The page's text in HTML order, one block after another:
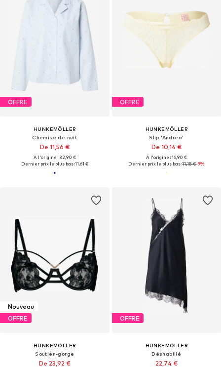
OFFRE
HUNKEMÖLLER
Chemise de nuit
De 11,56 €
À l'origine : 32,90 €
Dernier prix le plus bas :11,61 €
OFFRE
HUNKEMÖLLER
Slip 'Andrea'
De 10,14 €
À l'origine : 16,90 €
Dernier prix le plus bas :11,18 €-9%
Nouveau
OFFRE
HUNKEMÖLLER
Soutien-gorge
De 23,92 €
OFFRE
HUNKEMÖLLER
Déshabillé
22,74 €